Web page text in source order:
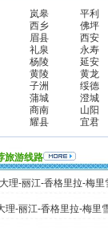
岚皋
平利
西乡
佛坪
眉县
西安
礼泉
永寿
杨陵
延安
黄陵
黄龙
子洲
绥德
蒲城
澄城
商南
山阳
耀县 宜君
旅游线路
理-丽江-香格里拉-梅
理-丽江-香格里拉-梅里